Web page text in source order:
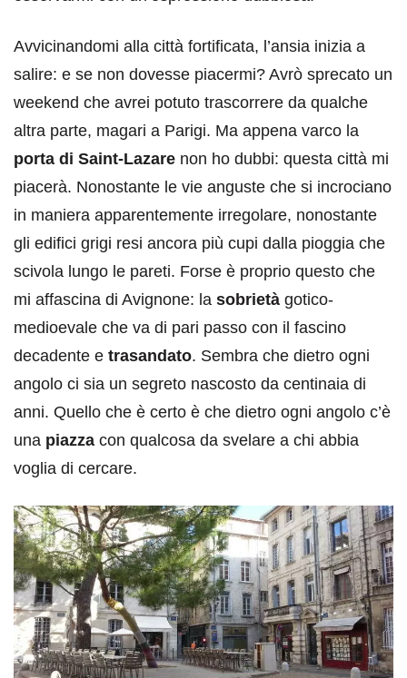
Avvicinandomi alla città fortificata, l’ansia inizia a
salire: e se non dovesse piacermi? Avrò sprecato un
weekend che avrei potuto trascorrere da qualche
altra parte, magari a Parigi. Ma appena varco la
porta di Saint-Lazare non ho dubbi: questa città mi
piacerà. Nonostante le vie anguste che si incrociano
in maniera apparentemente irregolare, nonostante
gli edifici grigi resi ancora più cupi dalla pioggia che
scivola lungo le pareti. Forse è proprio questo che
mi affascina di Avignone: la sobrietà gotico-
medioevale che va di pari passo con il fascino
decadente e trasandato. Sembra che dietro ogni
angolo ci sia un segreto nascosto da centinaia di
anni. Quello che è certo è che dietro ogni angolo c’è
una piazza con qualcosa da svelare a chi abbia
voglia di cercare.